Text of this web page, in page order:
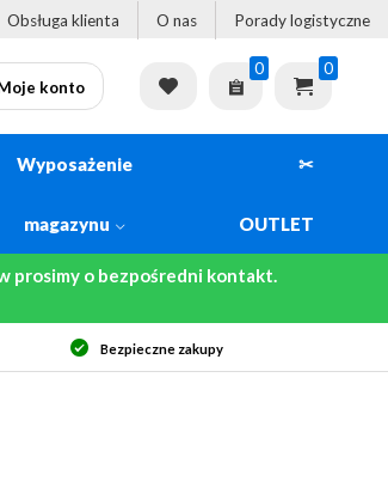
Obsługa klienta O nas Porady logistyczne
konto
0 0
Wyposażenie
magazynu
✂
OUTLET
prosimy o bezpośredni kontakt.
Szybka dostawa